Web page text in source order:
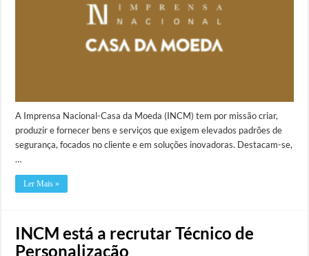
A Imprensa Nacional-Casa da Moeda (INCM) tem por missão criar,
produzir e fornecer bens e serviços que exigem elevados padrões de
segurança, focados no cliente e em soluções inovadoras. Destacam-se,
…
Ler Mais »
INCM está a recrutar Técnico de
Personalização